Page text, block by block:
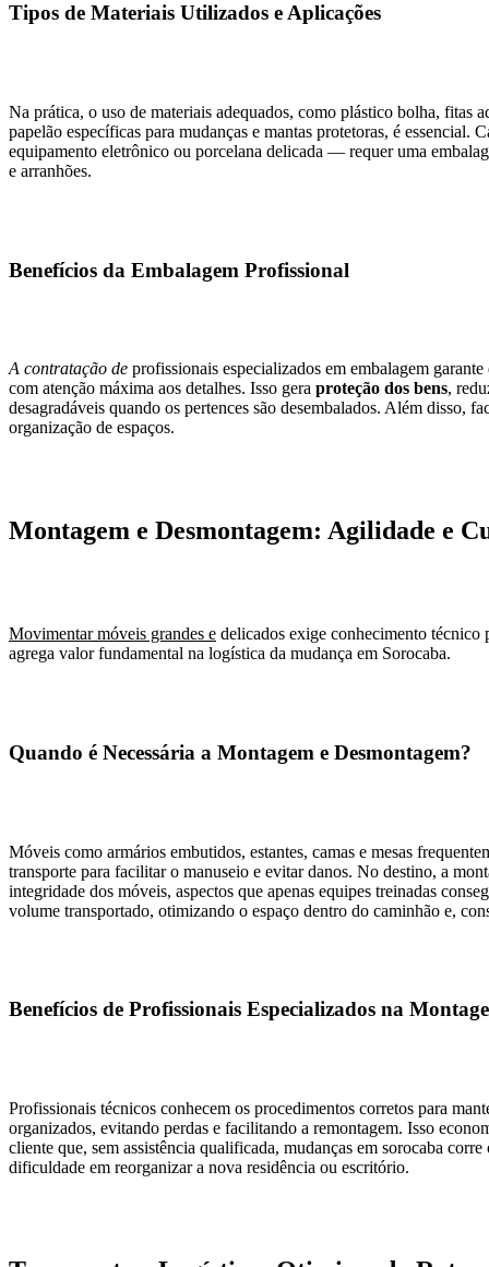
Tipos de Materiais Utilizados e Aplicações
Na prática, o uso de materiais adequados, como plástico bolha, fitas
papelão específicas para mudanças e mantas protetoras, é
equipamento eletrônico ou porcelana delicada — requer uma
e arranhões.
Benefícios da Embalagem Profissional
A contratação de profissionais especializados em embalagem
com atenção máxima aos detalhes. Isso gera proteção dos bens,
desagradáveis quando os pertences são desembalados. Além disso,
organização de espaços.
Montagem e Desmontagem: Agilidade e
Movimentar móveis grandes e delicados exige conhecimento técnico
agrega valor fundamental na logística da mudança em Sorocaba.
Quando é Necessária a Montagem e Desmontagem?
Móveis como armários embutidos, estantes, camas e mesas
transporte para facilitar o manuseio e evitar danos. No destino, a
integridade dos móveis, aspectos que apenas equipes treinadas
volume transportado, otimizando o espaço dentro do caminhão e,
Benefícios de Profissionais Especializados na
Profissionais técnicos conhecem os procedimentos corretos para
organizados, evitando perdas e facilitando a remontagem. Isso
cliente que, sem assistência qualificada, mudanças em sorocaba
dificuldade em reorganizar a nova residência ou escritório.